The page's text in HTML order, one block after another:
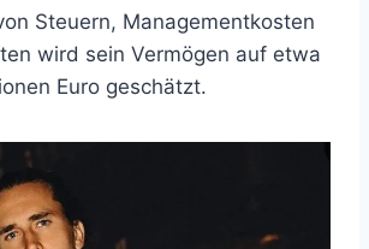
Steuern, Managementkosten
wird sein Vermögen auf etwa
Euro geschätzt.